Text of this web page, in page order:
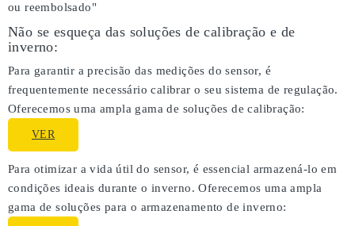
ou reembolsado"
Não se esqueça das soluções de calibração e de
inverno:
Para garantir a precisão das medições do sensor, é
frequentemente necessário calibrar o seu sistema de regulação.
Oferecemos uma ampla gama de soluções de calibração:
VER
Para otimizar a vida útil do sensor, é essencial armazená-lo em
condições ideais durante o inverno. Oferecemos uma ampla
gama de soluções para o armazenamento de inverno: